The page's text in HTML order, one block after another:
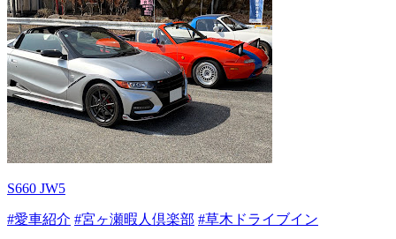
S660 JW5
#愛車紹介 #宮ヶ瀬暇人倶楽部 #草木ドライブイン